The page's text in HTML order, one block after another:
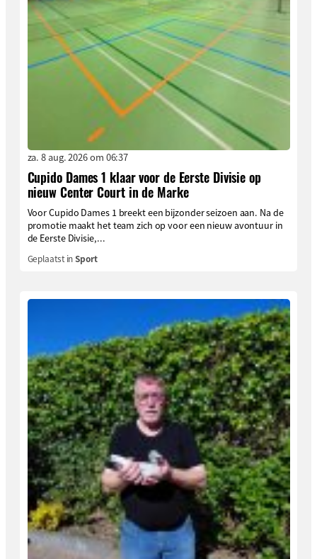
za. 8 aug. 2026 om 06:37
Cupido Dames 1 klaar voor de Eerste Divisie op
nieuw Center Court in de Marke
Voor Cupido Dames 1 breekt een bijzonder seizoen aan. Na de
promotie maakt het team zich op voor een nieuw avontuur in
de Eerste Divisie,...
Geplaatst inSport